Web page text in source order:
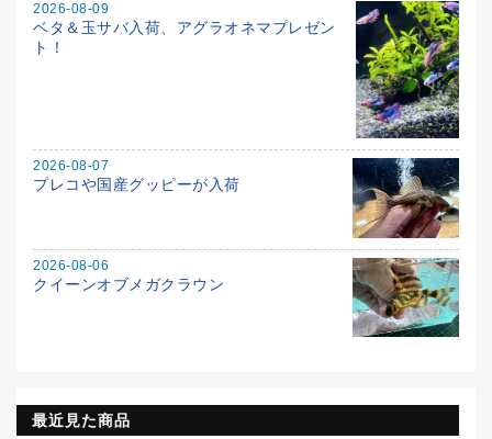
2026-08-09
ベタ＆玉サバ入荷、アグラオネマプレゼン
ト！
2026-08-07
プレコや国産グッピーが入荷
2026-08-06
クイーンオブメガクラウン
最近見た商品